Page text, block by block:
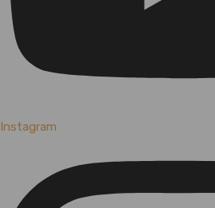
Instagram